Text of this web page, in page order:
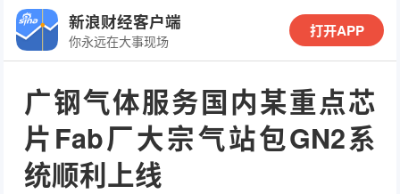
新浪财经客户端
你永远在大事现场
打开APP
广钢气体服务国内某重点芯
片Fab厂大宗气站包GN2系
统顺利上线